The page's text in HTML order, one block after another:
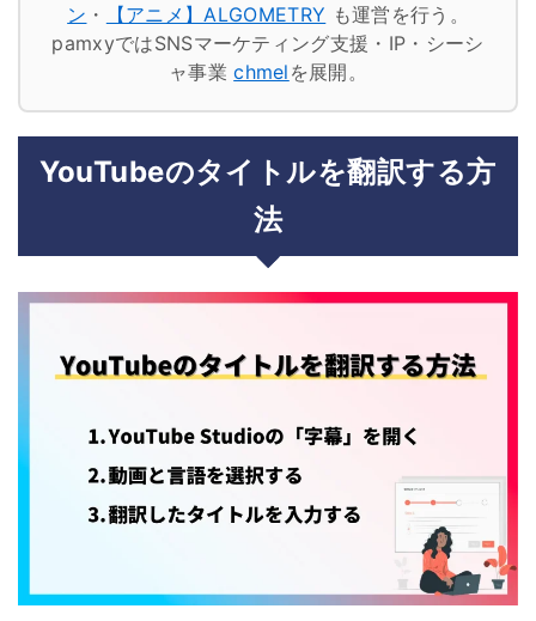
ン ・ 【アニメ】ALGOMETRY も運営を行う。
pamxyではSNSマーケティング支援・IP・シーシ
ャ事業chmel を展開。
YouTubeのタイトルを翻訳する方
法